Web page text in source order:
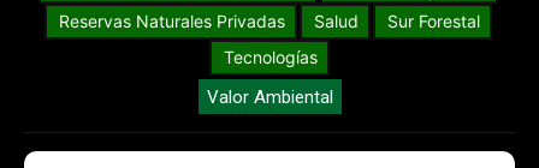
Manejo de Fuego
Memorias&Reconocimientos
Parques Nacionales
Precios de Productos Forestales
Pueblos Originarios
Reservas Naturales Privadas
Salud
Tecnologías